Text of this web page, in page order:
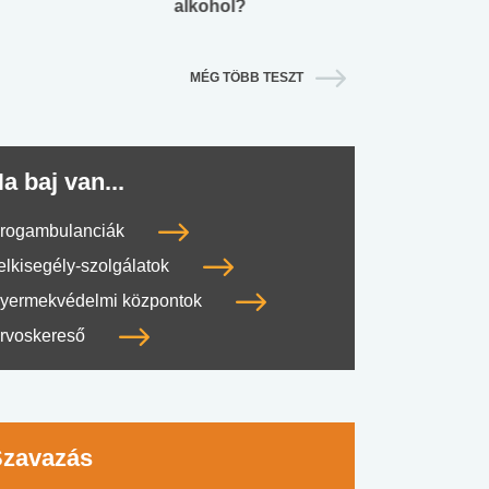
alkohol?
MÉG TÖBB TESZT
baj van...
szolgálatok
központok